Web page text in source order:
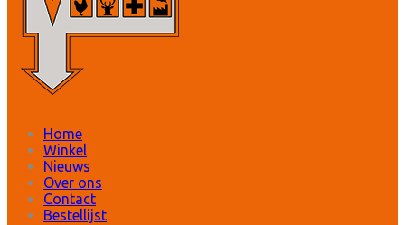
Home
Winkel
Nieuws
Over ons
Contact
Bestellijst